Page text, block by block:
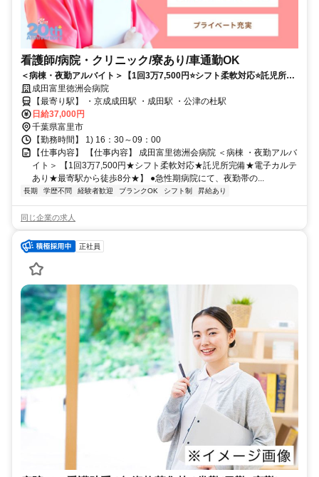
看護師/病院・クリニック/寮あり/車通勤OK
＜病棟・夜勤アルバイト＞【1回3万7,500円⭐シフト柔軟対応⭐託児所完
備⭐電子カルテあり⭐最寄駅から徒歩8分⭐】
成田富里徳洲会病院
【最寄り駅】 ・京成成田駅 ・成田駅 ・公津の杜駅
日給37,000円
千葉県富里市
【勤務時間】 1) 16：30～09：00
【仕事内容】 【仕事内容】 成田富里徳洲会病院 ＜病棟 ・夜勤アルバ
イト＞ 【1回3万7,500円★シフト柔軟対応★託児所完備★電子カルテ
あり★最寄駅から徒歩8分★】 ●急性期病院にて、夜勤帯の...
長期 学歴不問 経験者歓迎 ブランクOK シフト制 昇給あり
同じ企業の求人
正社員